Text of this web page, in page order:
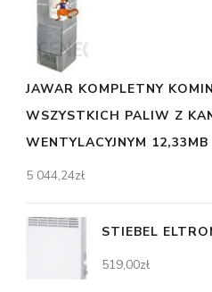
JAWAR KOMPLETNY
WSZYSTKICH PALIW Z
WENTYLACYJNYM
5 044,24zł
STIEBEL
519,00zł